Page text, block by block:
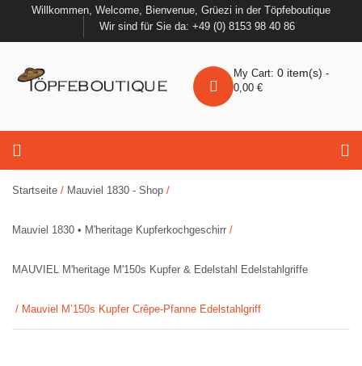
Willkommen, Welcome, Bienvenue, Grüezi in der Töpfeboutique
Wir sind für Sie da: +49 (0) 8153 98 40 86
My Cart: 0 item(s) -
0,00 €
Startseite / Mauviel 1830 - Shop /
Mauviel 1830 • M'heritage Kupferkochgeschirr /
MAUVIEL M'heritage M'150s Kupfer & Edelstahl Edelstahlgriffe
/ Mauviel M’150s Kupfer Crêpe-Pfanne Edelstahlgriff